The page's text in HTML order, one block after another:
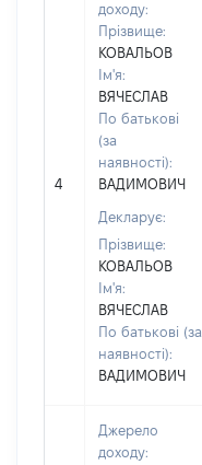
4
доходу:
Прізвище:
КОВАЛЬОВ
Ім'я:
ВЯЧЕСЛАВ
По батькові
(за
наявності):
ВАДИМОВИЧ
Декларує:
Прізвище:
КОВАЛЬОВ
Ім'я:
ВЯЧЕСЛАВ
По батькові (за
наявності):
ВАДИМОВИЧ
Джерело
доходу: